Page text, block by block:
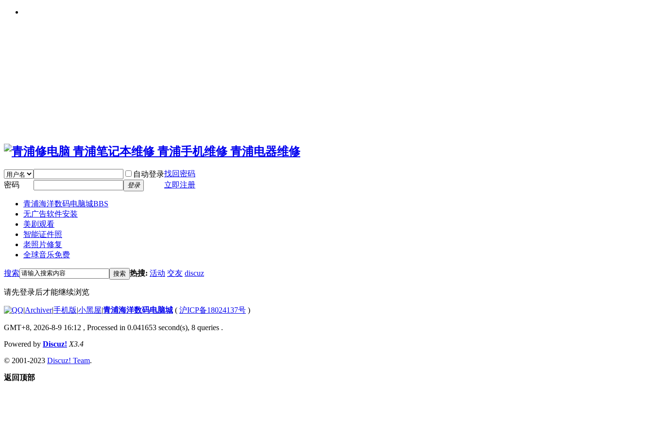
自动登录找回密码
密码
登录 立即注册
青浦海洋数码电脑城BBS
无广告软件安装
美剧观看
智能证件照
老照片修复
全球音乐免费
搜索 搜索 热搜: 活动 交友 discuz
请先登录后才能继续浏览
|Archiver|手机版|小黑屋|青浦海洋数码电脑城 ( 沪ICP备18024137号 )
GMT+8, 2026-8-9 16:12 , Processed in 0.041653 second(s), 8 queries .
Powered by Discuz! X3.4
© 2001-2023 Discuz! Team.
返回顶部